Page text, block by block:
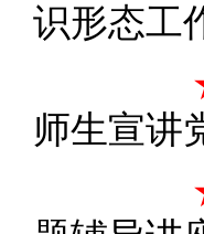
识形态工
师生宣讲